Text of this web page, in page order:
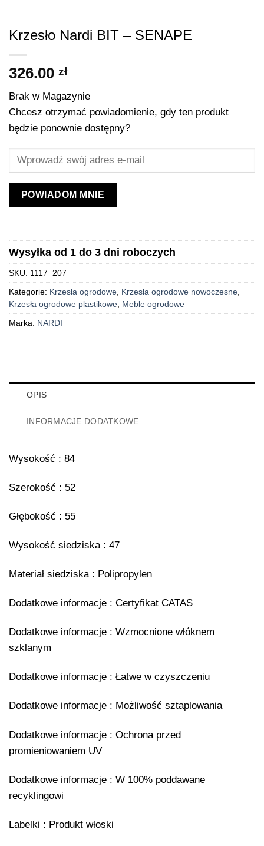
Krzesło Nardi BIT – SENAPE
326.00 zł
Brak w Magazynie
Chcesz otrzymać powiadomienie, gdy ten produkt
będzie ponownie dostępny?
POWIADOM MNIE
Wysyłka od 1 do 3 dni roboczych
SKU: 1117_207
Kategorie: Krzesła ogrodowe, Krzesła ogrodowe nowoczesne,
Krzesła ogrodowe plastikowe, Meble ogrodowe
Marka: NARDI
OPIS
INFORMACJE DODATKOWE
Wysokość : 84
Szerokość : 52
Głębokość : 55
Wysokość siedziska : 47
Materiał siedziska : Polipropylen
Dodatkowe informacje : Certyfikat CATAS
Dodatkowe informacje : Wzmocnione włóknem
szklanym
Dodatkowe informacje : Łatwe w czyszczeniu
Dodatkowe informacje : Możliwość sztaplowania
Dodatkowe informacje : Ochrona przed
promieniowaniem UV
Dodatkowe informacje : W 100% poddawane
recyklingowi
Labelki : Produkt włoski